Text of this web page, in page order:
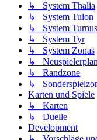
↳ System Thalia
↳ System Tulon
↳ System Turnus
↳ System Tyr
↳ System Zonas
↳
↳ Randzone
↳
Karten und Spiele
↳ Karten
↳ Duelle
Development